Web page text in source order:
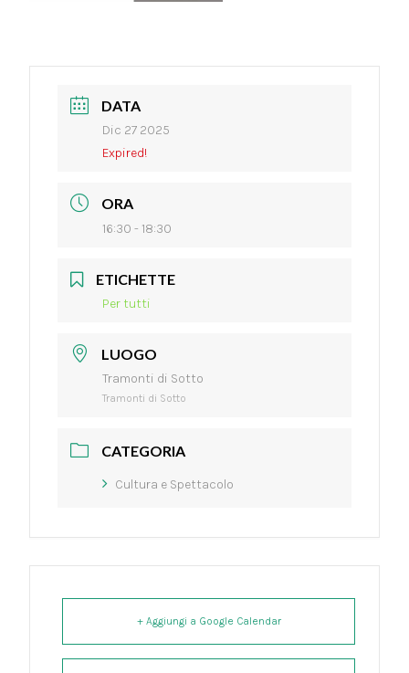
DATA
Dic 27 2025
Expired!
ORA
16:30 - 18:30
ETICHETTE
Per tutti
LUOGO
Tramonti di Sotto
Tramonti di Sotto
CATEGORIA
Cultura e Spettacolo
+ Aggiungi a Google Calendar